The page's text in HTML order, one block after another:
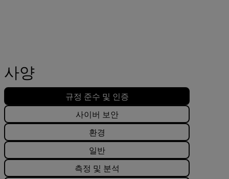
사양
규정 준수 및 인증
사이버 보안
환경
일반
측정 및 분석